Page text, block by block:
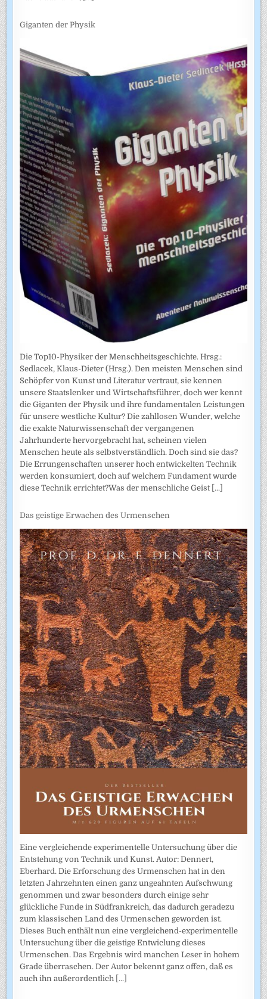
Giganten der Physik
Die Top10-Physiker der Menschheitsgeschichte. Hrsg.:
Sedlacek, Klaus-Dieter (Hrsg.). Den meisten Menschen sind
Schöpfer von Kunst und Literatur vertraut, sie kennen
unsere Staatslenker und Wirtschaftsführer, doch wer kennt
die Giganten der Physik und ihre fundamentalen Leistungen
für unsere westliche Kultur? Die zahllosen Wunder, welche
die exakte Naturwissenschaft der vergangenen
Jahrhunderte hervorgebracht hat, scheinen vielen
Menschen heute als selbstverständlich. Doch sind sie das?
Die Errungenschaften unserer hoch entwickelten Technik
werden konsumiert, doch auf welchem Fundament wurde
diese Technik errichtet?Was der menschliche Geist [...]
Das geistige Erwachen des Urmenschen
Eine vergleichende experimentelle Untersuchung über die
Entstehung von Technik und Kunst. Autor: Dennert,
Eberhard. Die Erforschung des Urmenschen hat in den
letzten Jahrzehnten einen ganz ungeahnten Aufschwung
genommen und zwar besonders durch einige sehr
glückliche Funde in Südfrankreich, das dadurch geradezu
zum klassischen Land des Urmenschen geworden ist.
Dieses Buch enthält nun eine vergleichend-experimentelle
Untersuchung über die geistige Entwiclung dieses
Urmenschen. Das Ergebnis wird manchen Leser in hohem
Grade überraschen. Der Autor bekennt ganz offen, daß es
auch ihn außerordentlich [...]